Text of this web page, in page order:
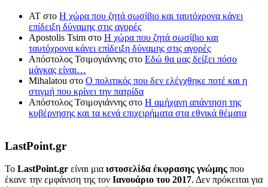
ΑΤ στο Η χώρα που ζητά σωσίβιο και ταυτόχρονα κάνει
επίδειξη δύναμης στις αγορές
Apostolis Tsim στο Η χώρα που ζητά σωσίβιο και
ταυτόχρονα κάνει επίδειξη δύναμης στις αγορές
Απόστολος Τσιμογιάννης στο Εδώ θα μας δείξει πόσο
μάγκας είναι…
Mihalatou στο Ο πολιτικός που δεν ελέγχθηκε ποτέ και η
στιγμή που κρίνει την πατρίδα
Απόστολος Τσιμογιάννης στο Η αμήχανη απάντηση της
κυβέρνησης και τα κενά επιχειρήματα στα εθνικά θέματα
LastPoint.gr
To LastPoint.gr είναι μια ιστοσελίδα έκφρασης γνώμης που
έκανε την εμφάνιση της τον Ιανουάριο του 2017. Δεν πρόκειται για